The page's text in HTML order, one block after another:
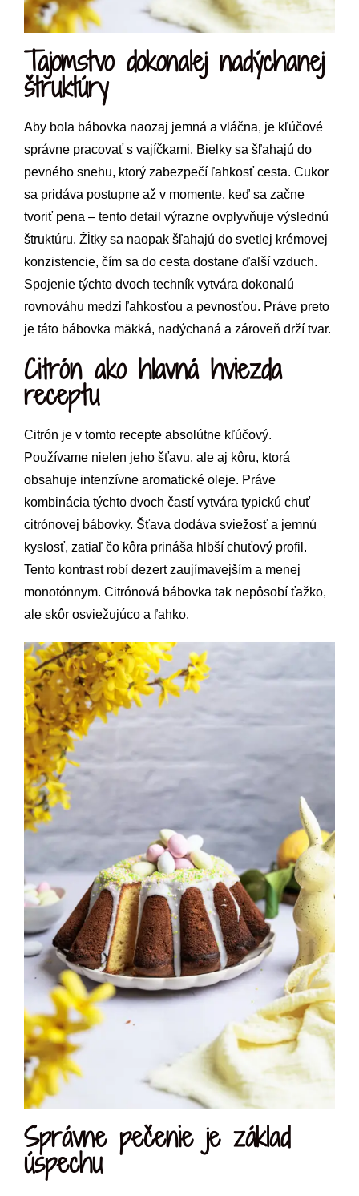
Tajomstvo dokonalej nadýchanej
štruktúry
Aby bola bábovka naozaj jemná a vláčna, je kľúčové
správne pracovať s vajíčkami. Bielky sa šľahajú do
pevného snehu, ktorý zabezpečí ľahkosť cesta. Cukor
sa pridáva postupne až v momente, keď sa začne
tvoriť pena – tento detail výrazne ovplyvňuje výslednú
štruktúru. Žĺtky sa naopak šľahajú do svetlej krémovej
konzistencie, čím sa do cesta dostane ďalší vzduch.
Spojenie týchto dvoch techník vytvára dokonalú
rovnováhu medzi ľahkosťou a pevnosťou. Práve preto
je táto bábovka mäkká, nadýchaná a zároveň drží tvar.
Citrón ako hlavná hviezda
receptu
Citrón je v tomto recepte absolútne kľúčový.
Používame nielen jeho šťavu, ale aj kôru, ktorá
obsahuje intenzívne aromatické oleje. Práve
kombinácia týchto dvoch častí vytvára typickú chuť
citrónovej bábovky. Šťava dodáva sviežosť a jemnú
kyslosť, zatiaľ čo kôra prináša hlbší chuťový profil.
Tento kontrast robí dezert zaujímavejším a menej
monotónnym. Citrónová bábovka tak nepôsobí ťažko,
ale skôr osviežujúco a ľahko.
Správne pečenie je základ
úspechu